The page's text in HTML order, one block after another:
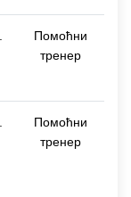
Помоћни
тренер
Помоћни
тренер